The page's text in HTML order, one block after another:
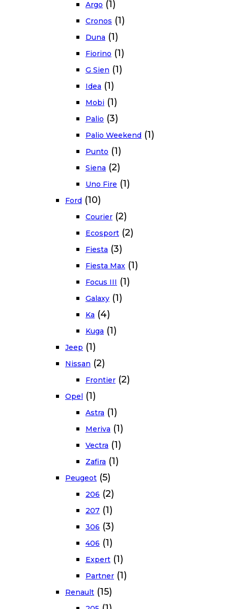
Argo (1)
Cronos (1)
Duna (1)
Fiorino (1)
G Sien (1)
Idea (1)
Mobi (1)
Palio (3)
Palio Weekend (1)
Punto (1)
Siena (2)
Uno Fire (1)
Ford (10)
Courier (2)
Ecosport (2)
Fiesta (3)
Fiesta Max (1)
Focus III (1)
Galaxy (1)
Ka (4)
Kuga (1)
Jeep (1)
Nissan (2)
Frontier (2)
Opel (1)
Astra (1)
Meriva (1)
Vectra (1)
Zafira (1)
Peugeot (5)
206 (2)
207 (1)
306 (3)
406 (1)
Expert (1)
Partner (1)
Renault (15)